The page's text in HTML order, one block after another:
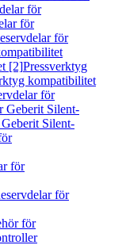
för
för
för
[2]Pressverktyg
kompatibilitet
för
Geberit Silent-
Silent-
för
för
för